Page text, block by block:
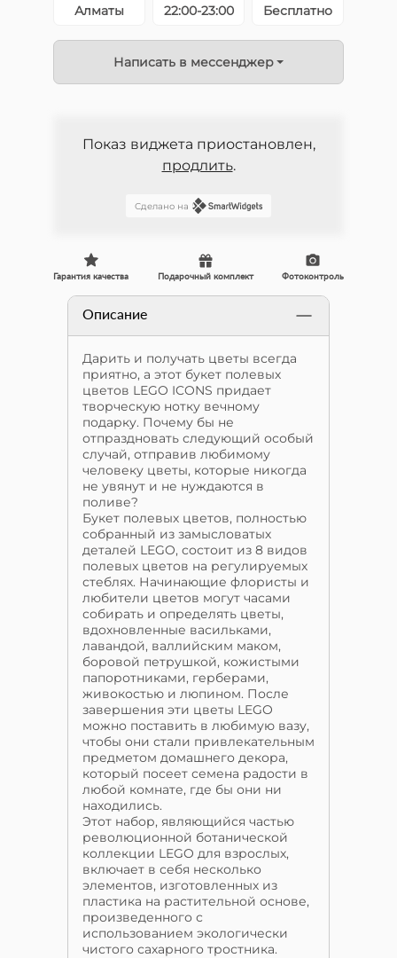
Алматы 22:00-23:00 Бесплатно
Написать в мессенджер
Показ виджета приостановлен,
продлить.
Сделано на
Гарантия качества Фотоконтроль
Подарочный комплект
Описание
Дарить и получать цветы всегда
приятно, а этот букет полевых
цветов LEGO ICONS придает
творческую нотку вечному
подарку. Почему бы не
отпраздновать следующий особый
случай, отправив любимому
человеку цветы, которые никогда
не увянут и не нуждаются в
поливе?
Букет полевых цветов, полностью
собранный из замысловатых
деталей LEGO, состоит из 8 видов
полевых цветов на регулируемых
стеблях. Начинающие флористы и
любители цветов могут часами
собирать и определять цветы,
вдохновленные васильками,
лавандой, валлийским маком,
боровой петрушкой, кожистыми
папоротниками, герберами,
живокостью и люпином. После
завершения эти цветы LEGO
можно поставить в любимую вазу,
чтобы они стали привлекательным
предметом домашнего декора,
который посеет семена радости в
любой комнате, где бы они ни
находились.
Этот набор, являющийся частью
революционной ботанической
коллекции LEGO для взрослых,
включает в себя несколько
элементов, изготовленных из
пластика на растительной основе,
произведенного с
использованием экологически
чистого сахарного тростника.